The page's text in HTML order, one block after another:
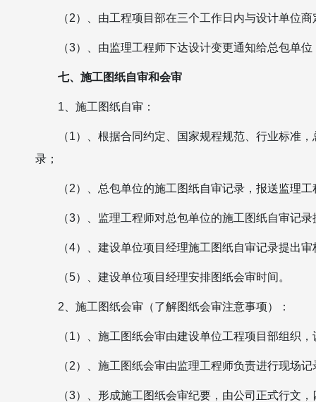
（2）、由工程项目部在三个工作日内与设计单位
（3）、由监理工程师下达设计变更通知给总包单位
七、施工图纸自审和会审
1、施工图纸自审：
（1）、根据合同约定、国家规程规范、行业标准
录；
（2）、总包单位的施工图纸自审记录，报送监理
（3）、监理工程师对总包单位的施工图纸自审记
（4）、建设单位项目经理施工图纸自审记录提出
（5）、建设单位项目经理安排图纸会审时间。
2、施工图纸会审（了解图纸会审注意事项）：
（1）、施工图纸会审由建设单位工程项目部组织
（2）、施工图纸会审由监理工程师负责进行现场
（3）、形成施工图纸会审纪要，由公司正式行文